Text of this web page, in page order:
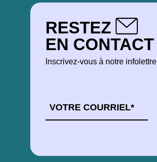
RESTEZ
EN CONTACT
Inscrivez-vous à notre infolettre
*